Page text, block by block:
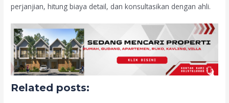
perjanjian, hitung biaya detail, dan konsultasikan dengan ahli.
Related posts: